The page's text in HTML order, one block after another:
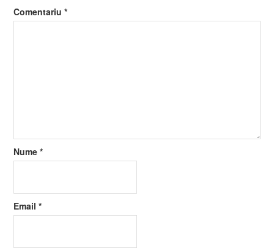
Comentariu*
Nume*
Email*